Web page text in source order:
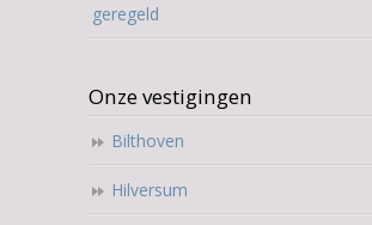
geregeld
Onze vestigingen
Bilthoven
Hilversum